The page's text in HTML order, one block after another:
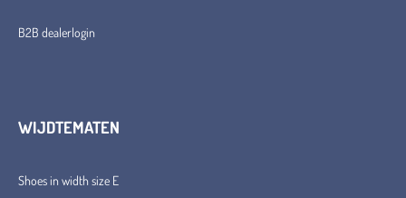
B2B dealerlogin
WIJDTEMATEN
Shoes in width size E